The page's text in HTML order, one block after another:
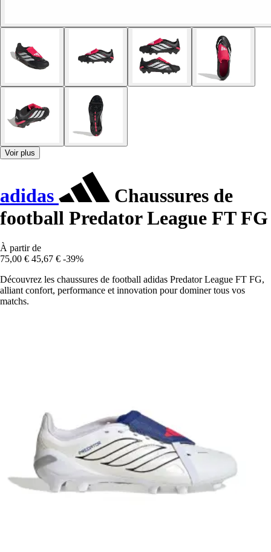
Voir plus
adidas
Chaussures de
football Predator League FT FG
À partir de
75,00 € 45,67 € -39%
Découvrez les chaussures de football adidas Predator League FT FG,
alliant confort, performance et innovation pour dominer tous vos
matchs.